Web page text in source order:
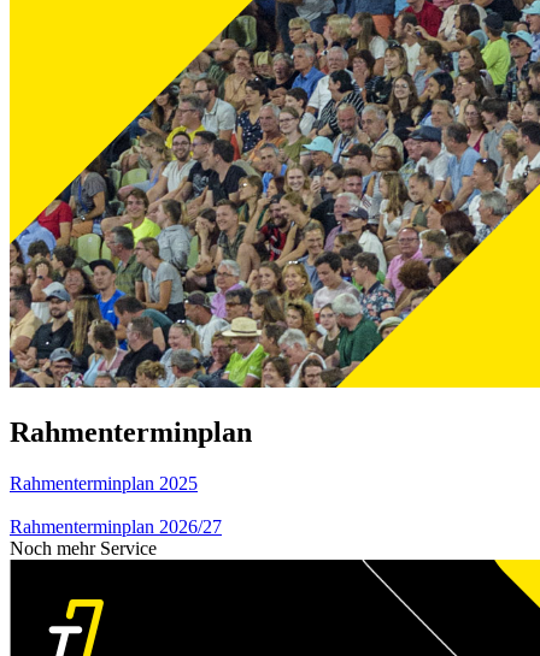
Rahmenterminplan
Rahmenterminplan 2025
Rahmenterminplan 2026/27
Noch mehr Service